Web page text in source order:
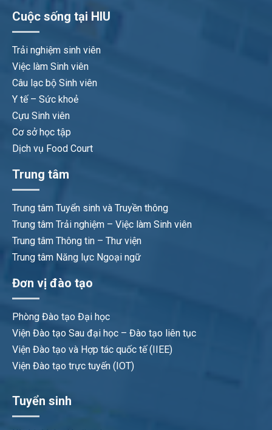
Cuộc sống tại HIU
Trải nghiệm sinh viên
Việc làm Sinh viên
Câu lạc bộ Sinh viên
Y tế – Sức khoẻ
Cựu Sinh viên
Cơ sở học tập
Dịch vụ Food Court
Trung tâm
Trung tâm Tuyển sinh và Truyền thông
Trung tâm Trải nghiệm – Việc làm Sinh viên
Trung tâm Thông tin – Thư viện
Trung tâm Năng lực Ngoại ngữ
Đơn vị đào tạo
Phòng Đào tạo Đại học
Viện Đào tạo Sau đại học – Đào tạo liên tục
Viện Đào tạo và Hợp tác quốc tế (IIEE)
Viện Đào tạo trực tuyến (IOT)
Tuyển sinh